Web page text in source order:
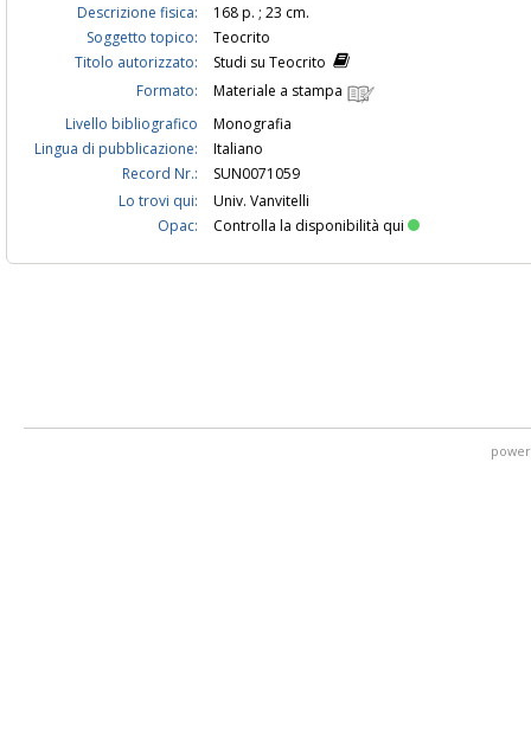
Descrizione fisica:
168 p. ; 23 cm.
Soggetto topico:
Teocrito
Titolo autorizzato:
Studi su Teocrito
Formato:
Materiale a stampa
Livello bibliografico
Monografia
Lingua di pubblicazione:
Italiano
Record Nr.:
SUN0071059
Lo trovi qui:
Univ. Vanvitelli
Opac:
Controlla la disponibilità qui